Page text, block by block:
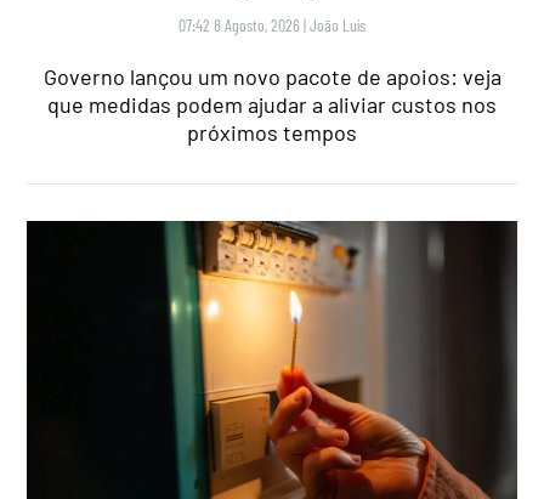
07:42 8 Agosto, 2026 |João Luís
Governo lançou um novo pacote de apoios: veja
que medidas podem ajudar a aliviar custos nos
próximos tempos